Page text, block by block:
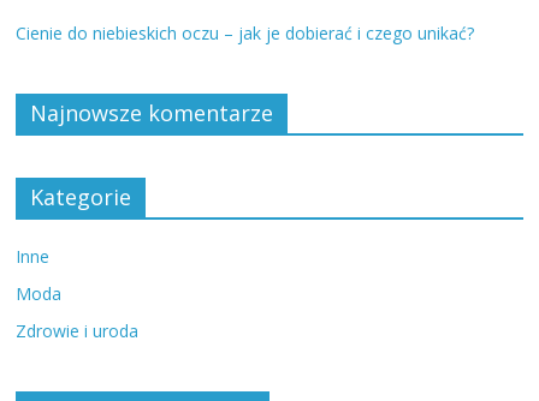
Cienie do niebieskich oczu – jak je dobierać i czego unikać?
Najnowsze komentarze
Kategorie
Inne
Moda
Zdrowie i uroda